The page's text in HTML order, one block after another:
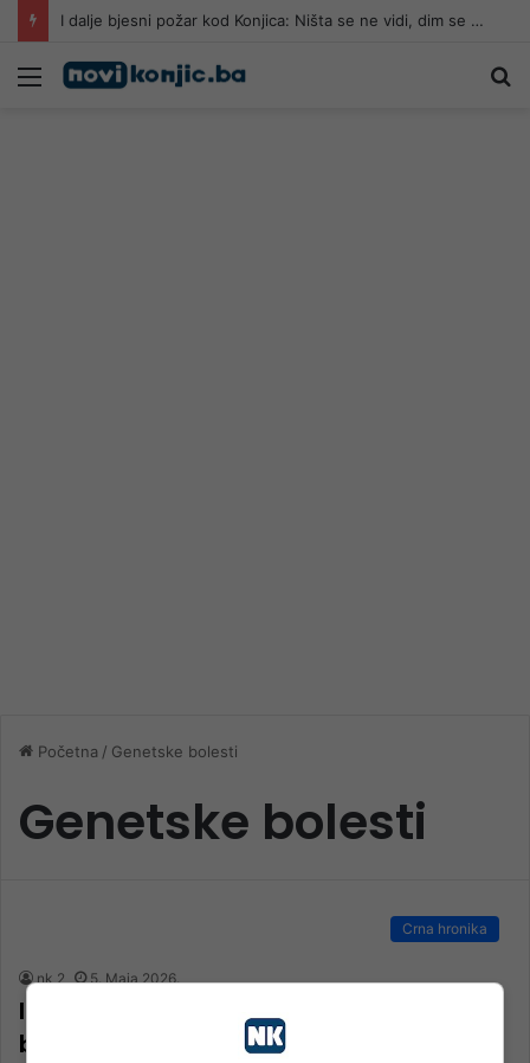
I dalje bjesni požar kod Konjica: Ništa se ne vidi, dim se osjeti do Tarčina
Meni
Početna / Genetske bolesti
Genetske bolesti
Crna hronika
nk 2 5. Maja 2026.
Influenserici iz BiH preminuo i drugi sin,
borio se s neizlječivom bolešću